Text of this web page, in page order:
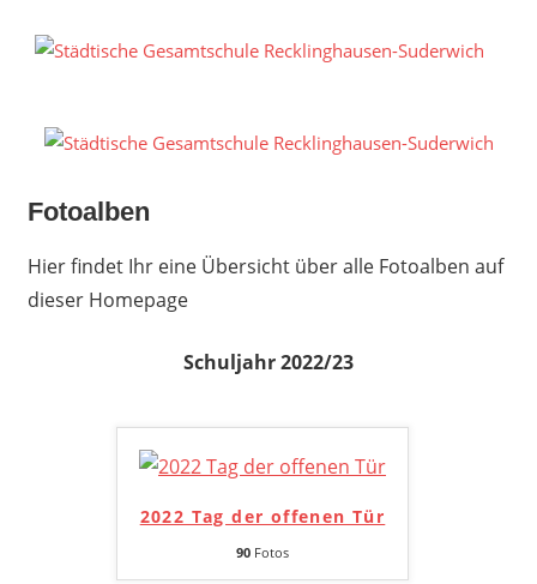
Inhalt
Fotoalben
Hier findet Ihr eine Übersicht über alle Fotoalben auf
dieser Homepage
Schuljahr 2022/23
2022 Tag der offenen Tür
90 Fotos